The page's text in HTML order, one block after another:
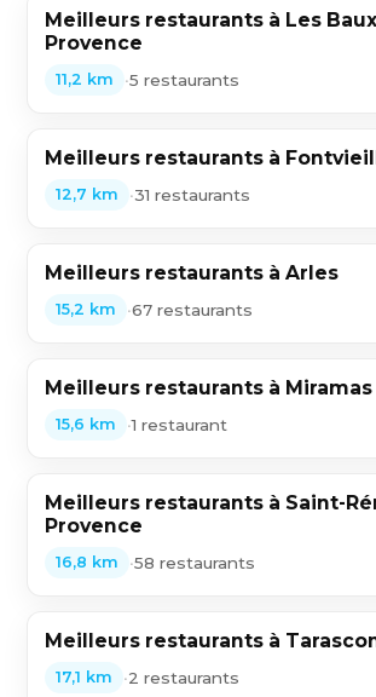
Meilleurs restaurants à Les
Provence
11,2 km •5 restaurants
Meilleurs restaurants à
12,7 km •31 restaurants
Meilleurs restaurants à Arles
15,2 km •67 restaurants
Meilleurs restaurants à Miramas
15,6 km •1 restaurant
Meilleurs restaurants à Saint-
Provence
16,8 km •58 restaurants
Meilleurs restaurants à
17,1 km •2 restaurants